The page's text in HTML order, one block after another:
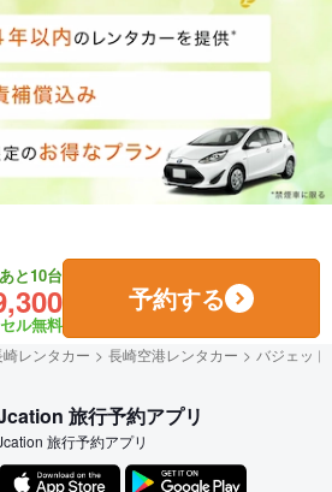
あと10台
ル無料
予約する
崎レンタカー 長崎空港レンタカー バジェッ
旅行予約アプリ
旅行予約アプリ